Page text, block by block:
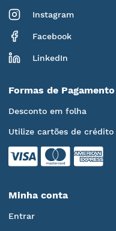
Instagram
Facebook
LinkedIn
Formas de Pagamento
Desconto em folha
Utilize cartões de crédito
Minha conta
Entrar